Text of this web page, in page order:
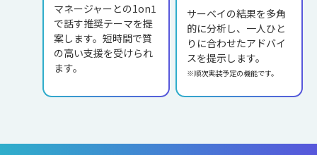
マネージャーとの1on1
で話す推奨テーマを提
案します。短時間で質
の高い支援を受けられ
ます。
サーベイの結果を多角
的に分析し、一人ひと
りに合わせたアドバイ
スを提示します。
※順次実装予定の機能です。